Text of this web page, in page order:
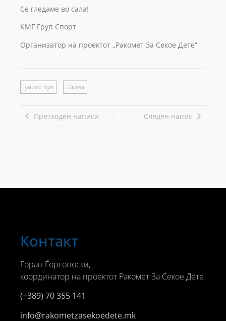
Се гледаме во сала!
КМГ Груп Спорт
Организатор на проектот „Ракомет За Секое Дете“
Јуниор Куп Школа
Претходен написи Следен напис
Контакт
Горан Ѓоргоноски,
координатор на проектот Ракомет За Секое Дете
(+389) 70 355 141
info@rakometzasekoedete.mk